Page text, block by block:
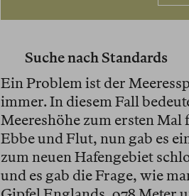
Suche nach Standards
Ein Problem ist der
immer. In diesem Fall
Meereshöhe zum ersten
Ebbe und Flut, nun gab es
zum neuen Hafengebiet
und es gab die Frage, wie